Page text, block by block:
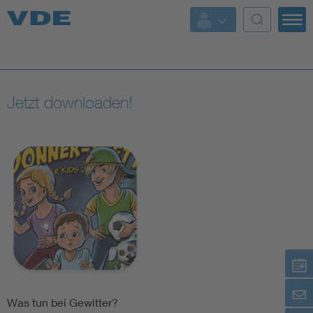
Top Themen
Fokusthemen
Energy
AI & Digital Trust
Health
Mobility
Standards
Weitere Themen
Jetzt downloaden!
Was tun bei Gewitter?